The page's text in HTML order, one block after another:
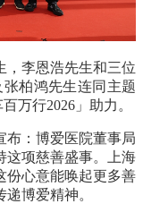
，李恩浩先生和三位
柏鸿先生连同主题
百万行2026 」助力。
布：博爱医院董事局
这项慈善盛事。上海
份心意能唤起更多善
博爱精神。